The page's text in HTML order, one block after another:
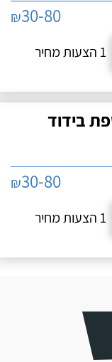
₪30-80
1 הצעות מחיר
בידוד
₪30-80
1 הצעות מחיר